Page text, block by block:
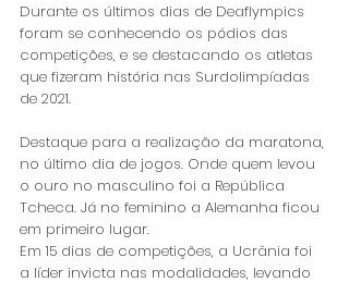
Durante os últimos dias de Deaflympics
foram se conhecendo os pódios das
competições, e se destacando os atletas
que fizeram história nas Surdolimpíadas
de 2021.
Destaque para a realização da maratona,
no último dia de jogos. Onde quem levou
o ouro no masculino foi a República
Tcheca. Já no feminino a Alemanha ficou
em primeiro lugar.
Em 15 dias de competições, a Ucrânia foi
a líder invicta nas modalidades, levando